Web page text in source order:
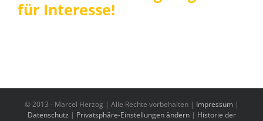
für Interesse!
© 2013 - Marcel Herzog | Alle Rechte vorbehalten | Impressum |
Datenschutz | Privatsphäre-Einstellungen ändern| Historie der